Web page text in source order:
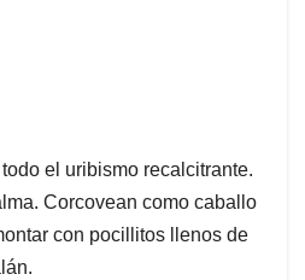
el uribismo recalcitrante.
Corcovean como caballo
con pocillitos llenos de